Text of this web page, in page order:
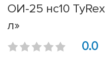
ОИ-25 нс10
л»
0.0